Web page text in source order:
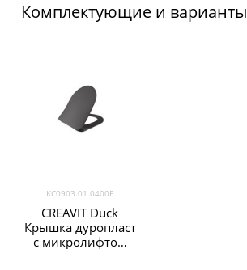
Комплектующие и варианты
KC0903.01.0400E
CREAVIT Duck
Крышка дуропласт
с микролифтом